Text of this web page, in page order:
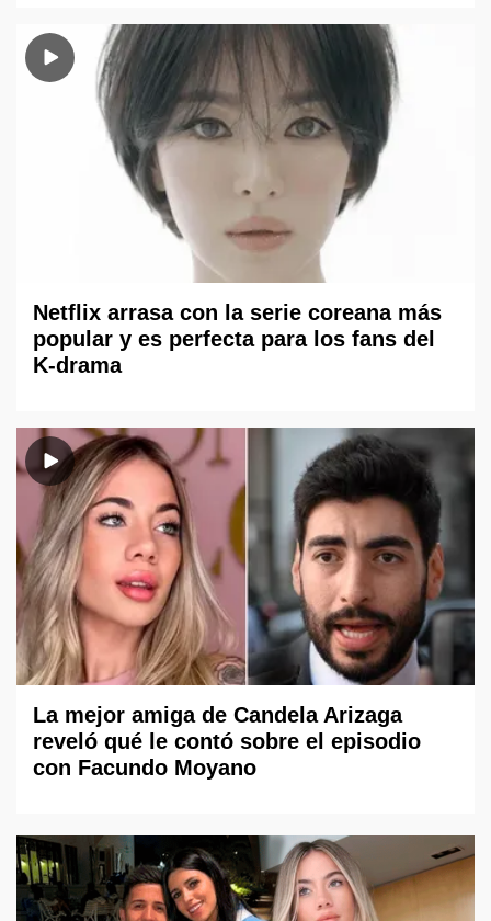
Netflix arrasa con la serie coreana más
popular y es perfecta para los fans del
K-drama
La mejor amiga de Candela Arizaga
reveló qué le contó sobre el episodio
con Facundo Moyano